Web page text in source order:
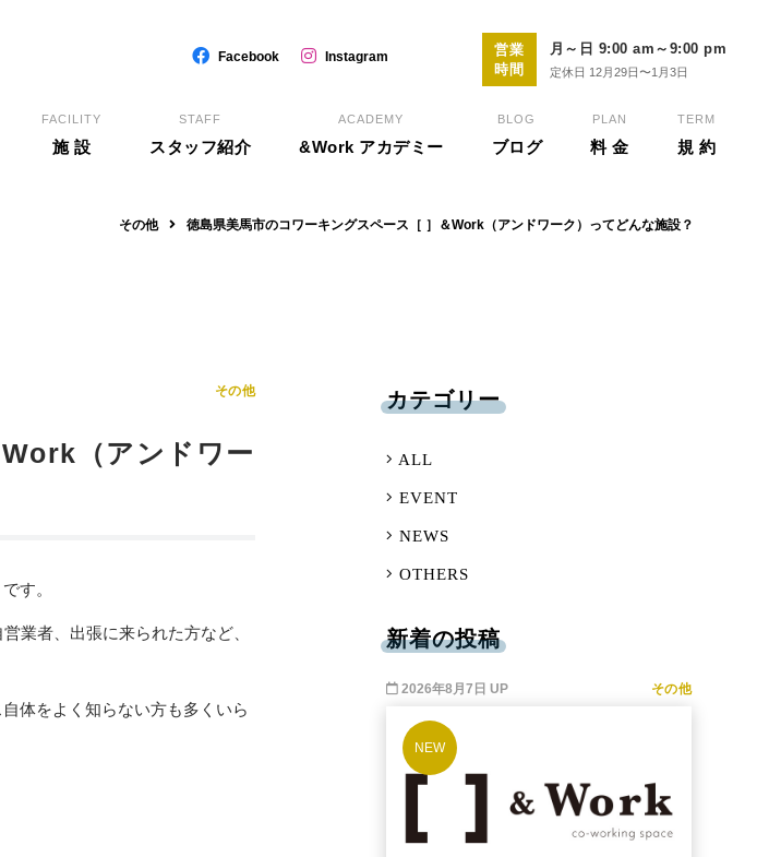
FACILITY
施 設
STAFF
スタッフ紹介
ACADEMY
&Work アカデミー
BLOG
ブログ
PLAN
料 金
TERM
規 約
Facebook Instagram
営業
時間
月～日 9:00 am～9:00 pm
定休日 12月29日〜1月3日
その他 徳島県美馬市のコワーキングスペース［ ］＆Work（アンドワーク）ってどんな施設？
その他
（アンドワー
す。
業者、出張に来られた方など、
体をよく知らない方も多くいら
カテゴリー
ALL
EVENT
NEWS
OTHERS
新着の投稿
2026年8月7日 UP その他
NEW